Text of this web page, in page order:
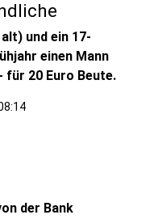
und ein 17-
einen Mann
für 20 Euro Beute.
der Bank